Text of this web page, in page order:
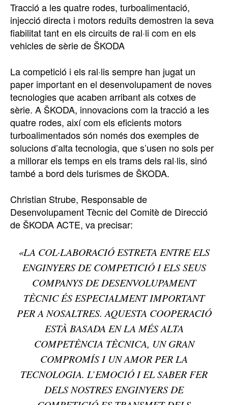
Tracció a les quatre rodes, turboalimentació,
injecció directa i motors reduïts demostren la seva
fiabilitat tant en els circuits de ral·li com en els
vehicles de sèrie de ŠKODA
La competició i els ral·lis sempre han jugat un
paper important en el desenvolupament de noves
tecnologies que acaben arribant als cotxes de
sèrie. A ŠKODA, innovacions com la tracció a les
quatre rodes, així com els eficients motors
turboalimentados són només dos exemples de
solucions d’alta tecnologia, que s’usen no sols per
a millorar els temps en els trams dels ral·lis, sinó
també a bord dels turismes de ŠKODA.
Christian Strube, Responsable de
Desenvolupament Tècnic del Comitè de Direcció
de ŠKODA ACTE, va precisar:
«LA COL·LABORACIÓ ESTRETA ENTRE ELS
ENGINYERS DE COMPETICIÓ I ELS SEUS
COMPANYS DE DESENVOLUPAMENT
TÈCNIC ÉS ESPECIALMENT IMPORTANT
PER A NOSALTRES. AQUESTA COOPERACIÓ
ESTÀ BASADA EN LA MÉS ALTA
COMPETÈNCIA TÈCNICA, UN GRAN
COMPROMÍS I UN AMOR PER LA
TECNOLOGIA. L’EMOCIÓ I EL SABER FER
DELS NOSTRES ENGINYERS DE